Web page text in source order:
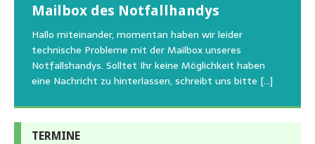
Mailbox des Notfallhandys
Hallo miteinander, momentan haben wir leider
technische Probleme mit der Mailbox unseres
Notfallshandys. Solltet Ihr keine Möglichkeit haben
eine Nachricht zu hinterlassen, schreibt uns bitte […]
Aus aktuellem Anlass weisen wir darauf hin, dass die
Tierschutzinitiative Haßberge natürlich, wie auch in
den letzten 20 Jahren, immer noch für alle verwaisten
oder[…]
Wir bitten um Verständnis, dass am Tag vom
Sommerfest das Hundehaus zum Schutz unserer Tiere
geschlossen bleibt.Viele unserer Hunde erleben einen
emotionalen Stress bei Begegnung[…]
Regelmäßig bekommen wir liebe Anfragen, wie man
uns am Besten unterstützen kann. Natürlich ziehen
die gesteigerten Kosten auch uns so richtig in die Knie
und[…]
TERMINE